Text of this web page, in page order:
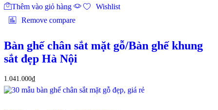
Thêm vào giỏ hàng
Wishlist
Remove compare
Bàn ghế chân sắt mặt gỗ/Bàn ghế khung
sắt đẹp Hà Nội
1.041.000₫